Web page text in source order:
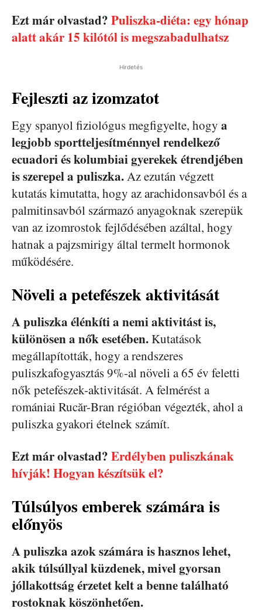
Ezt már olvastad? Puliszka-diéta: egy hónap
alatt akár 15 kilótól is megszabadulhatsz
Hirdetés
Fejleszti az izomzatot
Egy spanyol fiziológus megfigyelte, hogy a
legjobb sportteljesítménnyel rendelkező
ecuadori és kolumbiai gyerekek étrendjében
is szerepel a puliszka.Az ezután végzett
kutatás kimutatta, hogy az arachidonsavból és a
palmitinsavból származó anyagoknak szerepük
van az izomrostok fejlődésében azáltal, hogy
hatnak a pajzsmirigy által termelt hormonok
működésére.
Növeli a petefészek aktivitását
A puliszka élénkíti a nemi aktivitást is,
különösen a nők esetében.Kutatások
megállapították, hogy a rendszeres
puliszkafogyasztás 9%-al növeli a 65 év feletti
nők petefészek-aktivitását. A felmérést a
romániai Rucăr-Bran régióban végezték, ahol a
puliszka gyakori ételnek számít.
Ezt már olvastad? Erdélyben puliszkának
hívják! Hogyan készítsük el?
Túlsúlyos emberek számára is
előnyös
A puliszka azok számára is hasznos lehet,
akik túlsúllyal küzdenek, mivel gyorsan
jóllakottság érzetet kelt a benne található
rostoknak köszönhetően.